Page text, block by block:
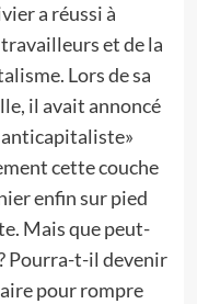
a réussi à
et de la
Lors de sa
il avait annoncé
anticapitaliste»
cette couche
enfin sur pied
Mais que peut-
Pourra-t-il devenir
pour rompre